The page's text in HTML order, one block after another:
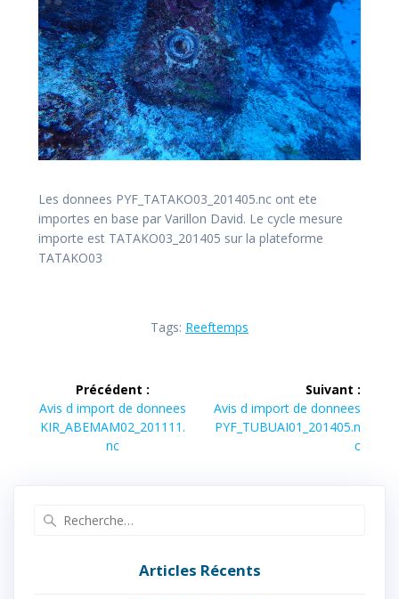
Les donnees PYF_TATAKO03_201405.nc ont ete
importes en base par Varillon David. Le cycle mesure
importe est TATAKO03_201405 sur la plateforme
TATAKO03
Tags: Reeftemps
Navigation
de
l’article
Précédent :
Article
précédent :
Avis d import de donnees
KIR_ABEMAM02_201111.
nc
Suivant :
Article
suivant :
Avis d import de donnees
PYF_TUBUAI01_201405.n
c
Articles Récents